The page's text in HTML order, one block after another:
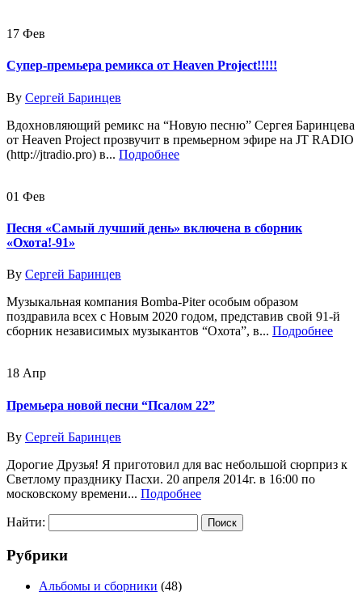
17 Фев
Супер-премьера ремикса от Heaven Project!!!!!
By Сергей Баринцев
Вдохновляющий ремикс на “Новую песню” Сергея Баринцева
от Heaven Project прозвучит в премьерном эфире на JT RADIO
(http://jtradio.pro) в... Подробнее
01 Фев
Песня «Самый лучший день» включена в сборник
«Охота!-91»
By Сергей Баринцев
Музыкальная компания Bomba-Piter особым образом
поздравила всех с Новым 2020 годом, представив свой 91-й
сборник независимых музыкантов “Охота”, в... Подробнее
18 Апр
Премьера новой песни “Псалом 22”
By Сергей Баринцев
Дорогие Друзья! Я приготовил для вас небольшой сюрприз к
Светлому празднику Пасхи. 20 апреля 2014г. в 16:00 по
московскому времени... Подробнее
Найти:
Рубрики
Альбомы и сборники (48)